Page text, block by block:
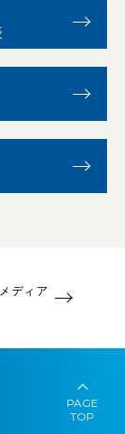
ディア
PAGE
TOP